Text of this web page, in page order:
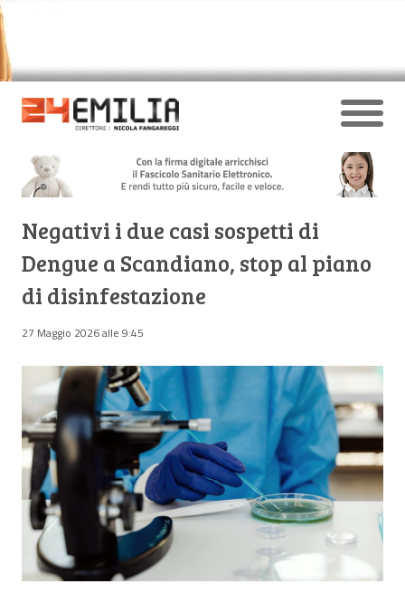
Negativi i due casi sospetti di
Dengue a Scandiano, stop al piano
di disinfestazione
27 Maggio 2026 alle 9:45